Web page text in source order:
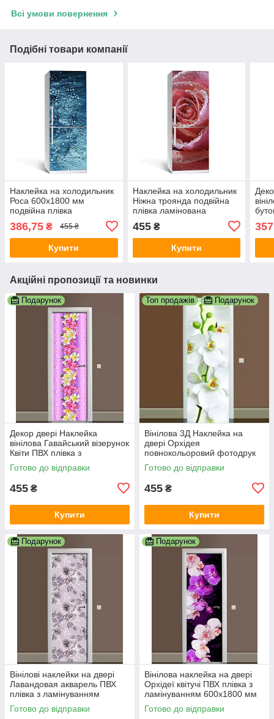
Всі умови повернення
Подібні товари компанії
Наклейка на холодильник
Роса 600х1800 мм
подвійна плівка
кульбаби краплі води
386,75 ₴ 455 ₴
Купити
Наклейка на холодильник
Ніжна троянда подвійна
плівка ламінована
фотодрук роса бутон квіти
600х1800 мм
455₴
Купити
мм
Акційні пропозиції та новинки
Подарунок
Декор двері Наклейка
вінілова Гавайський візерунок
Квіти ПВХ плівка з
ламінуванням 600х1800 мм
квіти Фіолетовий
Готово до відправки
455 ₴
Купити
Топ продажів Подарунок
Вінілова 3Д Наклейка на
двері Орхідея
повнокольоровий фотодрук
плівка для дверей декор
600х1800 мм
Готово до відправки
455 ₴
Купити
Подарунок
Вінілові наклейки на двері
Лавандовая акварель ПВХ
плівка з ламінуванням
600х1800 мм Квіти
Фіолетовий
Готово до відправки
Подарунок
Вінілова наклейка на двері
Орхідеї квітучі ПВХ плівка з
ламінуванням 600х1800 мм
квіти Фіолетовий
Готово до відправки